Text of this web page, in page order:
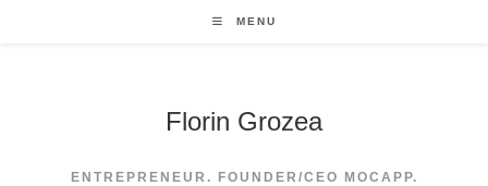
MENU
Florin Grozea
ENTREPRENEUR. FOUNDER/CEO MOCAPP.